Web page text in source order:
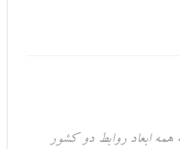
همه ابعاد روابط دو کشور